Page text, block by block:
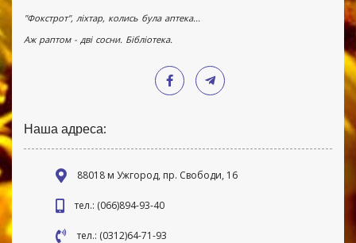
"Фокстрот", ліхтар, колись була аптека...
Аж раптом - дві сосни. Бібліотека.
Наша адреса:
88018 м Ужгород, пр. Свободи, 16
тел.: (066)894-93-40
тел.: (0312)64-71-93